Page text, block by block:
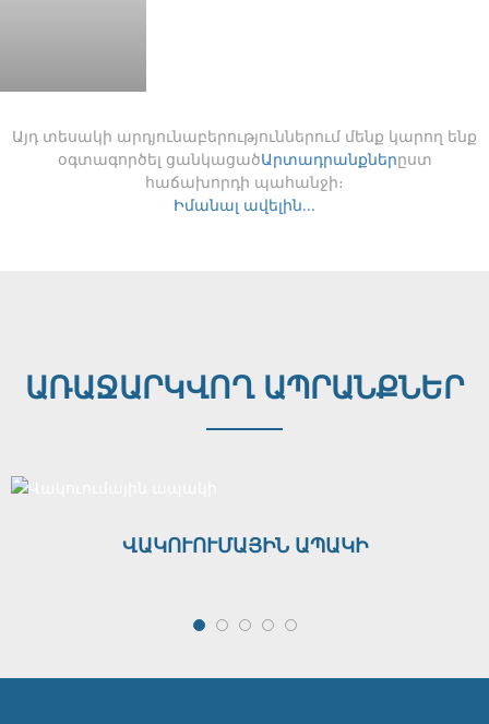
Այդ տեսակի արդյունաբերություններում մենք կարող ենք
օգտագործել ցանկացածԱրտադրանքներըստ
հաճախորդի պահանջի։
Իմանալ ավելին...
ԱՌԱՋԱՐԿՎՈՂ ԱՊՐԱՆՔՆԵՐ
ՎԱԿՈՒՈՒՄԱՅԻՆ ԱՊԱԿԻ